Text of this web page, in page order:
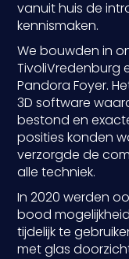
vanuit huis de
kennismaken.
We bouwden in
TivoliVredenburg
Pandora Foyer.
3D software
bestond en
posities konden
verzorgde de
alle techniek.
In 2020 werden
bood
tijdelijk te
met glas